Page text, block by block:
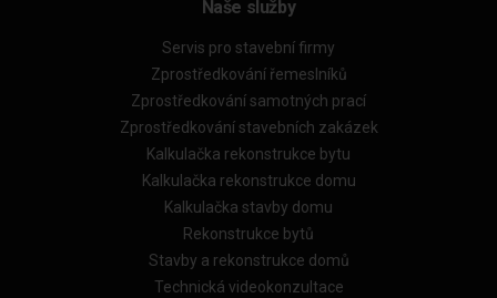
Naše služby
Servis pro stavební firmy
Zprostředkování řemeslníků
Zprostředkování samotných prací
Zprostředkování stavebních zakázek
Kalkulačka rekonstrukce bytu
Kalkulačka rekonstrukce domu
Kalkulačka stavby domu
Rekonstrukce bytů
Stavby a rekonstrukce domů
Technická videokonzultace